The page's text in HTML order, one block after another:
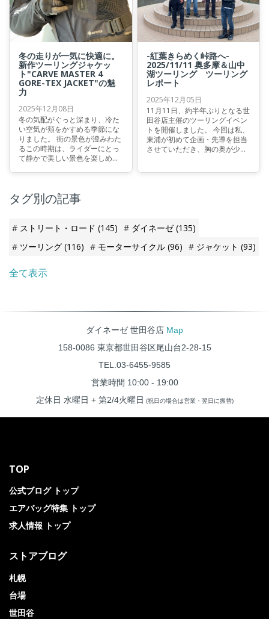
冬の走りが一気に快適に。
新作ツーリングジャケッ
ト"CARVE MASTER 4
GORE-TEX JACKET"の魅
力
2025年12月08日
冬の気配がぐっと深まり、冷た
い空気が頬をかすめる季節にな
りました。 街の景色が澄みわた
るこの時期は、ライダーにとっ
て静かで美しい景色を楽しめる
が欠かせません。 今回は、冬の
ライディングをより快適に、そ
ための、新作防水・防風ジャケ
ットをご紹介いたします。
-紅葉きらめく峠路へ-
2025/11/11 奥多摩＆山中
湖ツーリング ツーリング
レポート
2025年12月05日
11月11日、約半年ぶりとなる世
田谷店主催のツーリングイベン
トを開催しました。 今回は私、
東浦が初めて企画・先導を担当
させていただき、胸の奥が少し
タグ別の記事
ストリート・ロード (145) ダイネーゼ(135)
ツーリング (116) モーターサイクル (96) ジャケット (93)
全て表示
ダイネーゼ 世田谷店 Map
158-0086 東京都世田谷区尾山台2-28-15
TEL.03-6455-9585
営業時間 10:00 - 19:00
定休日 水曜日 + 第2/4火曜日 (祝日の場合は営業・翌日に振替)
TOP
公式ブログ トップ
エアバッグ特集 トップ
求人情報 トップ
ストアブログ
札幌
台場
世田谷